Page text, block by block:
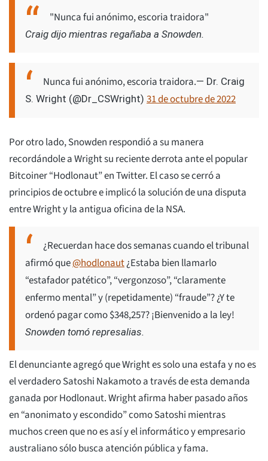
"Nunca fui anónimo, escoria traidora"
Craig dijo mientras regañaba a Snowden.
Nunca fui anónimo, escoria traidora.— Dr. Craig
S. Wright (@Dr_CSWright) 31 de octubre de 2022
Por otro lado, Snowden respondió a su manera
recordándole a Wright su reciente derrota ante el popular
Bitcoiner “Hodlonaut” en Twitter. El caso se cerró a
principios de octubre e implicó la solución de una disputa
entre Wright y la antigua oficina de la NSA.
¿Recuerdan hace dos semanas cuando el tribunal
afirmó que@hodlonaut¿Estaba bien llamarlo
“estafador patético”, “vergonzoso”, “claramente
enfermo mental” y (repetidamente) “fraude”? ¿Y te
ordenó pagar como $348,257? ¡Bienvenido a la ley!
Snowden tomó represalias.
El denunciante agregó que Wright es solo una estafa y no es
el verdadero Satoshi Nakamoto a través de esta demanda
ganada por Hodlonaut. Wright afirma haber pasado años
en “anonimato y escondido” como Satoshi mientras
muchos creen que no es así y el informático y empresario
australiano sólo busca atención pública y fama.